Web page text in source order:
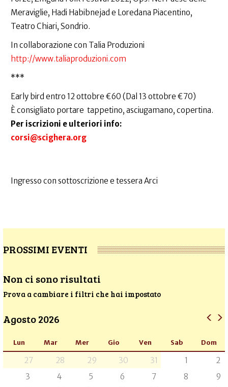
Meraviglie, Hadi Habibnejad e Loredana Piacentino,
Teatro Chiari, Sondrio.
In collaborazione con Talia Produzioni
http://​www.taliaproduzioni.com
***
Early bird entro 12 ottobre €60 (Dal 13 ottobre €70)
È consigliato portare tappetino, asciugamano, copertina.
Per iscrizioni e ulteriori info:
corsi@scighera.org
Ingresso con sottoscrizione e tessera Arci
PROSSIMI EVENTI
Non ci sono risultati
Prova a cambiare i filtri che hai impostato
Agosto 2026
Lun Mar Mer Gio Ven Sab Dom
27 28 29 30 31 1
2
3
4 5 6 7 8
9